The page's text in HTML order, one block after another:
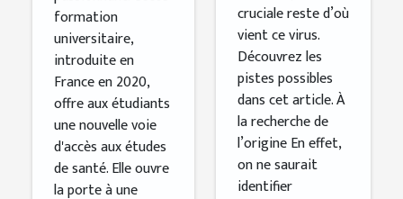
formation
universitaire,
introduite en
France en 2020,
offre aux étudiants
une nouvelle voie
d'accès aux études
de santé. Elle ouvre
la porte à une
cruciale reste d’où
vient ce virus.
Découvrez les
pistes possibles
dans cet article. À
la recherche de
l’origine En effet,
on ne saurait
identifier